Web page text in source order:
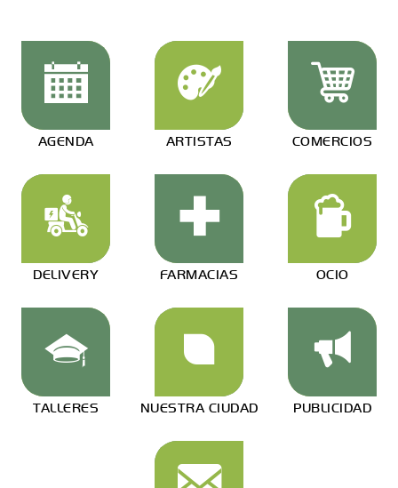
AGENDA ARTISTAS COMERCIOS
DELIVERY FARMACIAS OCIO
TALLERES NUESTRA CIUDAD PUBLICIDAD